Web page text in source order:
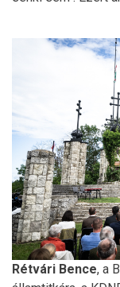
Rétvári Bence, a